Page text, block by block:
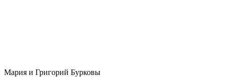
Мария и Григорий Бурковы